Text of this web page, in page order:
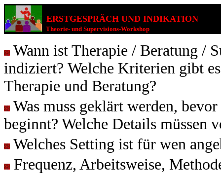
ERSTGESPRÄCH UND INDIKATION
Theorie- und Supervisions-Workshop
Wann ist Therapie / Beratung /
indiziert? Welche Kriterien gibt
Therapie und Beratung?
Was muss geklärt werden,
beginnt? Welche Details müssen
Welches Setting ist für wen
Frequenz, Arbeitsweise,